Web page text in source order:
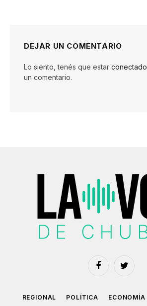
DEJAR UN COMENTARIO
Lo siento, tenés que estar conectado
un comentario.
FacebookTwitter
REGIONAL POLÍTICA ECONOMÍA